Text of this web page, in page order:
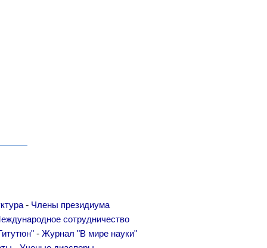
- Члены президиума
сотрудничество
- Журнал "В мире науки"